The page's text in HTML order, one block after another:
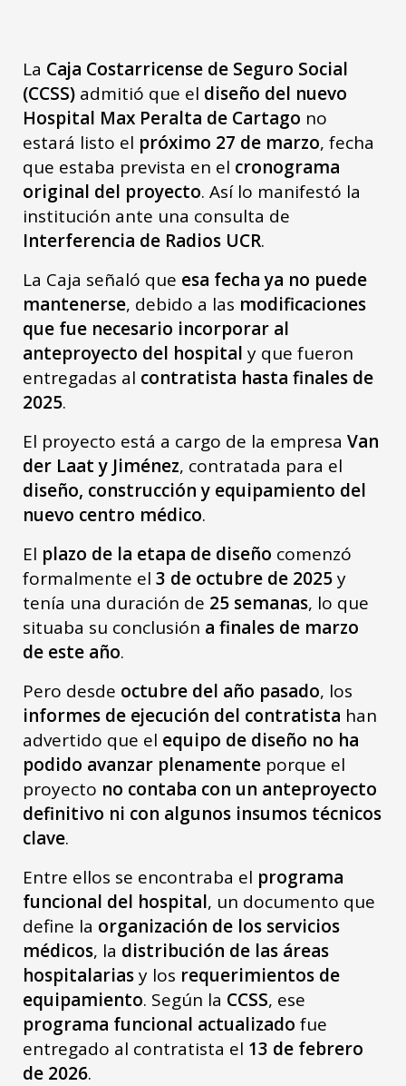
La Caja Costarricense de Seguro Social
(CCSS) admitió que el diseño del nuevo
Hospital Max Peralta de Cartago no
estará listo el próximo 27 de marzo, fecha
que estaba prevista en el cronograma
original del proyecto. Así lo manifestó la
institución ante una consulta de
Interferencia de Radios UCR.
La Caja señaló que esa fecha ya no puede
mantenerse, debido a las modificaciones
que fue necesario incorporar al
anteproyecto del hospital y que fueron
entregadas al contratista hasta finales de
2025.
El proyecto está a cargo de la empresa Van
der Laat y Jiménez, contratada para el
diseño, construcción y equipamiento del
nuevo centro médico.
El plazo de la etapa de diseño comenzó
formalmente el 3 de octubre de 2025y
tenía una duración de 25 semanas, lo que
situaba su conclusión a finales de marzo
de este año.
Pero desde octubre del año pasado, los
informes de ejecución del contratista han
advertido que el equipo de diseño no ha
podido avanzar plenamente porque el
proyecto no contaba con un anteproyecto
definitivo ni con algunos insumos técnicos
clave.
Entre ellos se encontraba el programa
funcional del hospital, un documento que
define la organización de los servicios
médicos, la distribución de las áreas
hospitalariasy los requerimientos de
equipamiento. Según la CCSS, ese
programa funcional actualizado fue
entregado al contratista el 13 de febrero
de 2026.